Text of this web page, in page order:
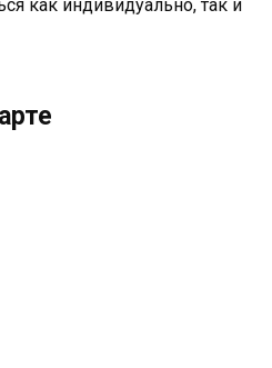
как индивидуально, так и